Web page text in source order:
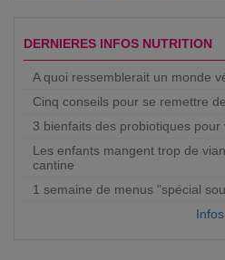
DERNIERES INFOS NUTRITION
A quoi ressemblerait un monde
Cinq conseils pour se remettre
3 bienfaits des probiotiques pour
Les enfants mangent trop de
cantine
1 semaine de menus "spécial